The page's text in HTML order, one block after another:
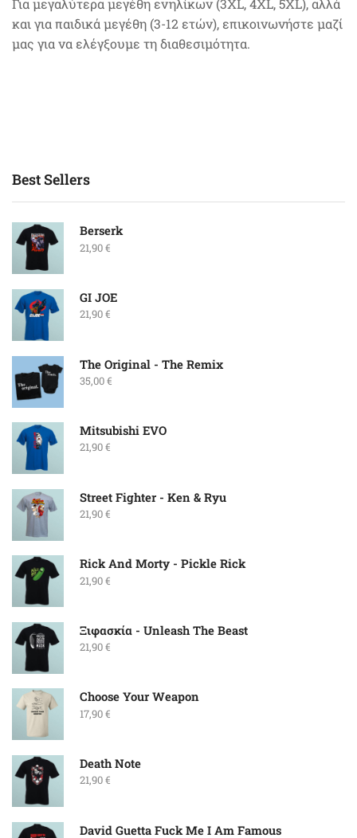
και για παιδικά μεγέθη (3-12 ετών), επικοινωνήστε μαζί
μας για να ελέγξουμε τη διαθεσιμότητα.
Best Sellers
Berserk
21,90€
GI JOE
21,90€
The Original - The Remix
35,00€
Mitsubishi EVO
21,90€
Street Fighter - Ken & Ryu
21,90€
Rick And Morty - Pickle Rick
21,90€
Ξιφασκία - Unleash The Beast
21,90€
Choose Your Weapon
17,90€
Death Note
21,90€
David Guetta Fuck Me I Am Famous